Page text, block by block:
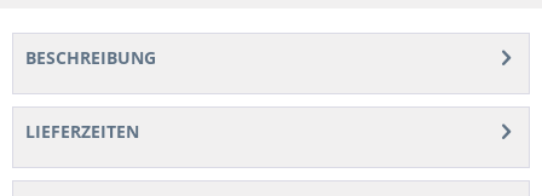
BESCHREIBUNG
LIEFERZEITEN